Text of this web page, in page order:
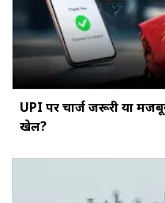
UPI पर चार्ज जरूरी या
खेल?